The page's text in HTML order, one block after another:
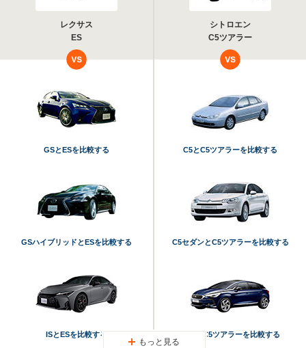
レクサス
ES
シトロエン
C5ツアラー
GSとESを比較する
GSハイブリッドとESを比較する
ISとESを比較する
C5とC5ツアラーを比較する
C5セダンとC5ツアラーを比較する
DS5とC5ツアラーを比較する
もっと見る